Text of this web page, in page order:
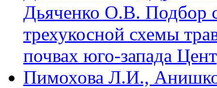
Дьяченко О.В. Подбор
трехукосной схемы
почвах юго-запада
Пимохова Л.И.,